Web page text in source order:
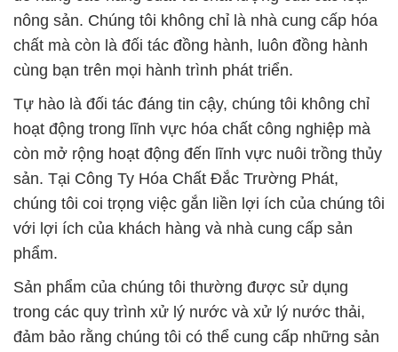
nông sản. Chúng tôi không chỉ là nhà cung cấp hóa
chất mà còn là đối tác đồng hành, luôn đồng hành
cùng bạn trên mọi hành trình phát triển.
Tự hào là đối tác đáng tin cậy, chúng tôi không chỉ
hoạt động trong lĩnh vực hóa chất công nghiệp mà
còn mở rộng hoạt động đến lĩnh vực nuôi trồng thủy
sản. Tại Công Ty Hóa Chất Đắc Trường Phát,
chúng tôi coi trọng việc gắn liền lợi ích của chúng tôi
với lợi ích của khách hàng và nhà cung cấp sản
phẩm.
Sản phẩm của chúng tôi thường được sử dụng
trong các quy trình xử lý nước và xử lý nước thải,
đảm bảo rằng chúng tôi có thể cung cấp những sản